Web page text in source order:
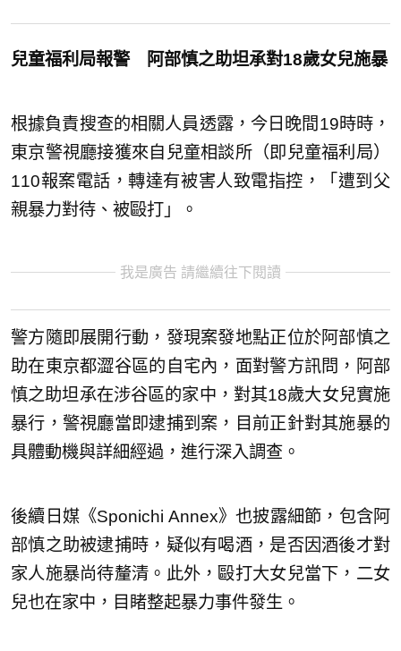
兒童福利局報警 阿部慎之助坦承對18歲女兒施暴
根據負責搜查的相關人員透露，今日晚間19時時，
東京警視廳接獲來自兒童相談所（即兒童福利局）
110報案電話，轉達有被害人致電指控，「遭到父
親暴力對待、被毆打」。
我是廣告 請繼續往下閱讀
警方隨即展開行動，發現案發地點正位於阿部慎之
助在東京都澀谷區的自宅內，面對警方訊問，阿部
慎之助坦承在涉谷區的家中，對其18歲大女兒實施
暴行，警視廳當即逮捕到案，目前正針對其施暴的
具體動機與詳細經過，進行深入調查。
後續日媒《Sponichi Annex》也披露細節，包含阿
部慎之助被逮捕時，疑似有喝酒，是否因酒後才對
家人施暴尚待釐清。此外，毆打大女兒當下，二女
兒也在家中，目睹整起暴力事件發生。